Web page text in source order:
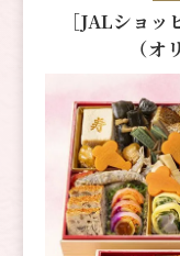
［JALショ
（オ